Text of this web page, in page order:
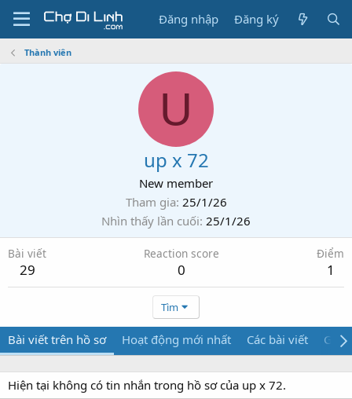
Đăng nhập Đăng ký
Thành viên
U
up x 72
New member
Tham gia 25/1/26
Nhìn thấy lần cuối 25/1/26
Bài viết
29
Reaction score
0
Điểm
1
Tìm
Bài viết trên hồ sơ Hoạt động mới nhất Các bài viết Giới
Hiện tại không có tin nhắn trong hồ sơ của up x 72.